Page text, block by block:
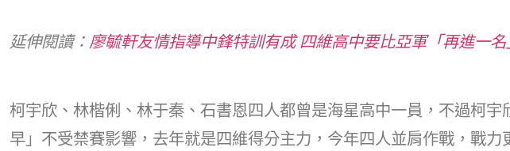
延伸閱讀： 廖毓軒友情指導中鋒特訓有成 四維高中要比亞軍「再進一名
柯宇欣、林楷俐、林于秦、石書恩四人都曾是海星高中一員，不過柯宇
早」不受禁賽影響，去年就是四維得分主力，今年四人並肩作戰，戰力